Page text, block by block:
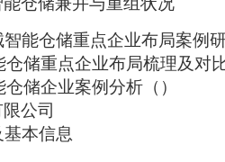
能仓储重点企业布局案例
储重点企业布局梳理及对
储企业案例分析（）
公司
基本信息